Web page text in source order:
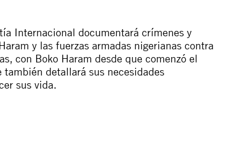
Internacional documentará crímenes y
y las fuerzas armadas nigerianas contra
con Boko Haram desde que comenzó el
detallará sus necesidades
sus vida.